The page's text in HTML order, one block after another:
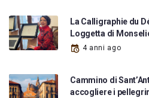
La Calligraphie du
Loggetta di
4 anni ago
Cammino di
accogliere i